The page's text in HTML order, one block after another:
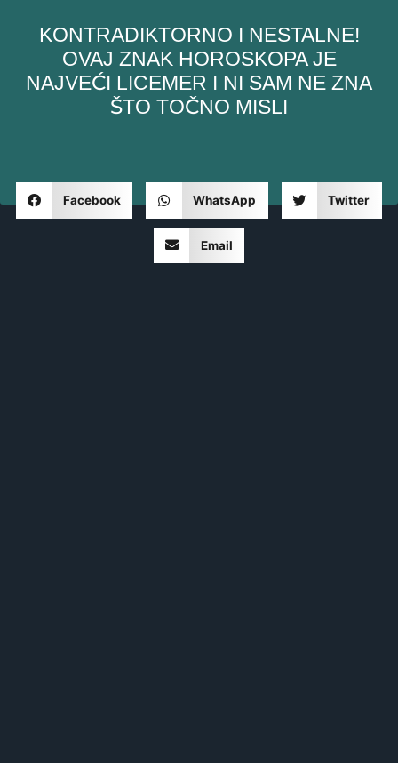
KONTRADIKTORNO I NESTALNE!
OVAJ ZNAK HOROSKOPA JE
NAJVEĆI LICEMER I NI SAM NE ZNA
ŠTO TOČNO MISLI
Facebook WhatsApp Twitter
Email